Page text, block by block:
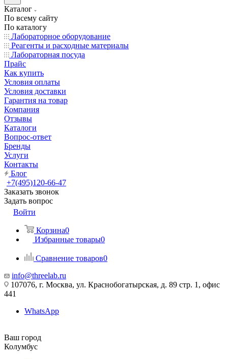
Каталог
По всему сайту
По каталогу
Лабораторное оборудование
Реагенты и расходные материалы
Лабораторная посуда
Прайс
Как купить
Условия оплаты
Условия доставки
Гарантия на товар
Компания
Отзывы
Каталоги
Вопрос-ответ
Бренды
Услуги
Контакты
Блог
+7(495)120-66-47
Заказать звонок
Задать вопрос
Войти
Корзина0
Избранные товары0
Сравнение товаров0
info@threelab.ru
107076, г. Москва, ул. Краснобогатырская, д. 89 стр. 1, офис
441
WhatsApp
Ваш город
Колумбус